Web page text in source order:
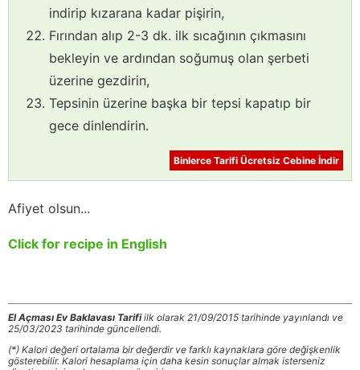
indirip kızarana kadar pişirin,
Fırından alıp 2-3 dk. ilk sıcağının çıkmasını
bekleyin ve ardından soğumuş olan şerbeti
üzerine gezdirin,
Tepsinin üzerine başka bir tepsi kapatıp bir
gece dinlendirin.
Binlerce Tarifi Ücretsiz Cebine İndir
Afiyet olsun...
Click for recipe in English
El Açması Ev Baklavası Tarifiilk olarak 21/09/2015 tarihinde yayınlandı ve
25/03/2023 tarihinde güncellendi.
(*) Kalori değeri ortalama bir değerdir ve farklı kaynaklara göre değişkenlik
gösterebilir. Kalori hesaplama için daha kesin sonuçlar almak isterseniz